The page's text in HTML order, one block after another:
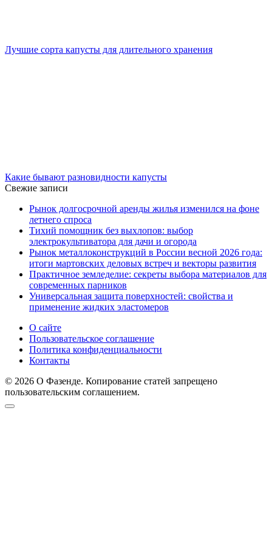
Лучшие сорта капусты для длительного хранения
Какие бывают разновидности капусты
Свежие записи
Рынок долгосрочной аренды жилья изменился на фоне
летнего спроса
Тихий помощник без выхлопов: выбор
электрокультиватора для дачи и огорода
Рынок металлоконструкций в России весной 2026 года:
итоги мартовских деловых встреч и векторы развития
Практичное земледелие: секреты выбора материалов для
современных парников
Универсальная защита поверхностей: свойства и
применение жидких эластомеров
О сайте
Пользовательское соглашение
Политика конфиденциальности
Контакты
© 2026 О Фазенде. Копирование статей запрещено
пользовательским соглашением.